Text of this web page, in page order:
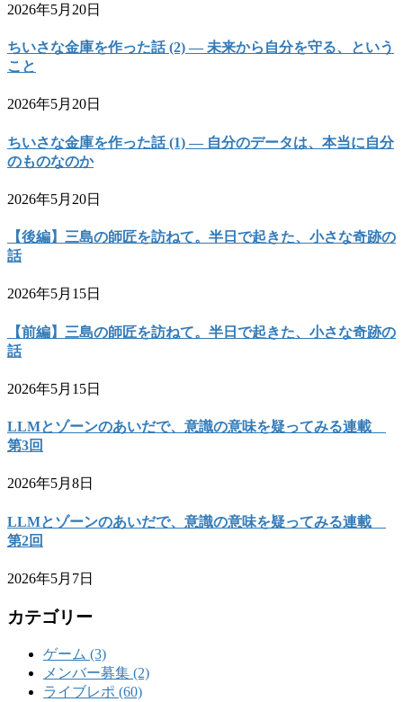
2026年5月20日
ちいさな金庫を作った話 (2) — 未来から自分を守る、という
こと
2026年5月20日
ちいさな金庫を作った話 (1) — 自分のデータは、本当に自分
のものなのか
2026年5月20日
【後編】三島の師匠を訪ねて。半日で起きた、小さな奇跡の
話
2026年5月15日
【前編】三島の師匠を訪ねて。半日で起きた、小さな奇跡の
話
2026年5月15日
LLMとゾーンのあいだで、意識の意味を疑ってみる連載
第3回
2026年5月8日
LLMとゾーンのあいだで、意識の意味を疑ってみる連載
第2回
2026年5月7日
カテゴリー
ゲーム (3)
メンバー募集 (2)
ライブレポ (60)